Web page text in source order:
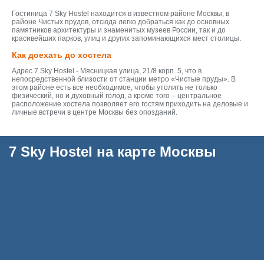
Гостиница 7 Sky Hostel находится в известном районе Москвы, в
районе Чистых прудов, отсюда легко добраться как до основных
памятников архитектуры и знаменитых музеев России, так и до
красивейших парков, улиц и других запоминающихся мест столицы.
Как доехать до хостела
Адрес 7 Sky Hostel - Мясницкая улица, 21/8 корп. 5, что в
непосредственной близости от станции метро «Чистые пруды». В
этом районе есть все необходимое, чтобы утолить не только
физический, но и духовный голод, а кроме того – центральное
расположение хостела позволяет его гостям приходить на деловые и
личные встречи в центре Москвы без опозданий.
7 Sky Hostel на карте Москвы